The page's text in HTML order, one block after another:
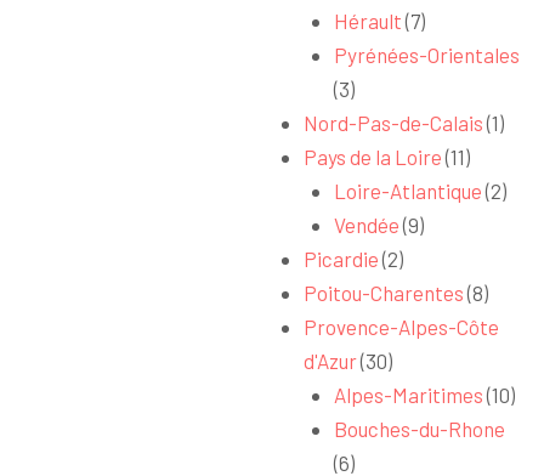
Hérault(7)
Pyrénées-Orientales
(3)
Nord-Pas-de-Calais(1)
Pays de la Loire(11)
Loire-Atlantique(2)
Vendée(9)
Picardie(2)
Poitou-Charentes(8)
Provence-Alpes-Côte
d'Azur(30)
Alpes-Maritimes(10)
Bouches-du-Rhone
(6)